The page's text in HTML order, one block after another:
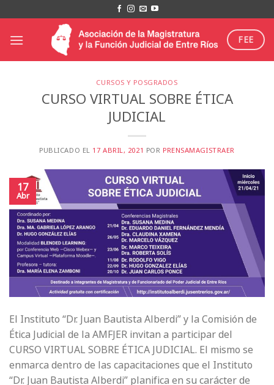
al
contenido
FEE
CURSOS Y POSGRADOS
CURSO VIRTUAL SOBRE ÉTICA
JUDICIAL
PUBLICADO EL 17 ABRIL, 2021 POR PRENSAMAGISTRAER
17
Abr
El Instituto “Dr. Juan Bautista Alberdi” y la Comisión de
Ética Judicial de la AMFJER invitan a participar del
CURSO VIRTUAL SOBRE ÉTICA JUDICIAL. El mismo se
enmarca dentro de las capacitaciones que el Instituto
“Dr. Juan Bautista Alberdi” planifica en su carácter de